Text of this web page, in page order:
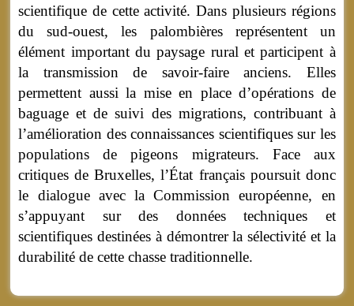
scientifique de cette activité. Dans plusieurs régions
du sud-ouest, les palombières représentent un
élément important du paysage rural et participent à
la transmission de savoir-faire anciens. Elles
permettent aussi la mise en place d’opérations de
baguage et de suivi des migrations, contribuant à
l’amélioration des connaissances scientifiques sur les
populations de pigeons migrateurs. Face aux
critiques de Bruxelles, l’État français poursuit donc
le dialogue avec la Commission européenne, en
s’appuyant sur des données techniques et
scientifiques destinées à démontrer la sélectivité et la
durabilité de cette chasse traditionnelle.